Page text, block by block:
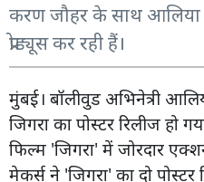
करण जौहर के साथ आलिया
प्रोड्यूस कर रही हैं।
मुंबई। बॉलीवुड अभिनेत्री
जिगरा का पोस्टर रिलीज हो
फिल्म 'जिगरा' में जोरदार
मेकर्स ने 'जिगरा' का दो